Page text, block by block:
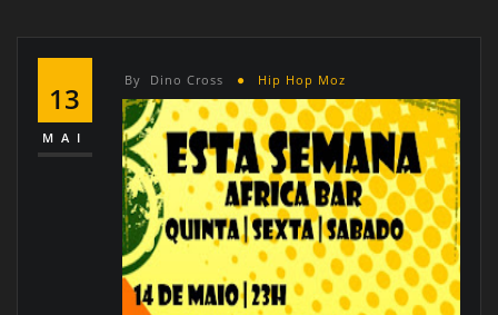
13
MAI
By Dino Cross Hip Hop Moz